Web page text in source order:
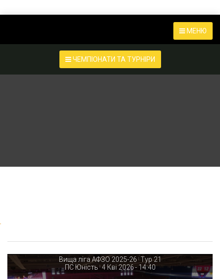
МЕНЮ
ЧЕМПІОНАТИ ТА ТУРНІРИ
Вища ліга АФЗО 2025-26 | Тур 21
ПС Юність | 4 Кві 2026- 14:40